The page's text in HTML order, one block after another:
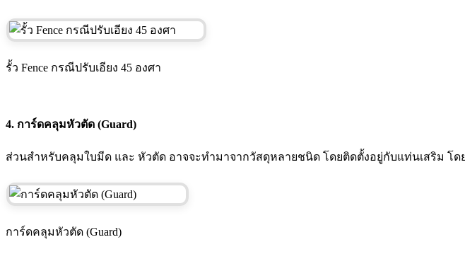
รั้ว Fence กรณีปรับเอียง 45 องศา
4. การ์ดคลุมหัวตัด (Guard)
ส่วนสำหรับคลุมใบมีด และ หัวตัด อาจจะทำมาจากวัสดุหลายชนิด โดยติดตั้งอยู่กับแท่นเสริม โด
การ์ดคลุมหัวตัด (Guard)